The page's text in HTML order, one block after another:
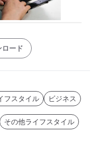
ロード
フスタイル ビジネス
その他ライフスタイル